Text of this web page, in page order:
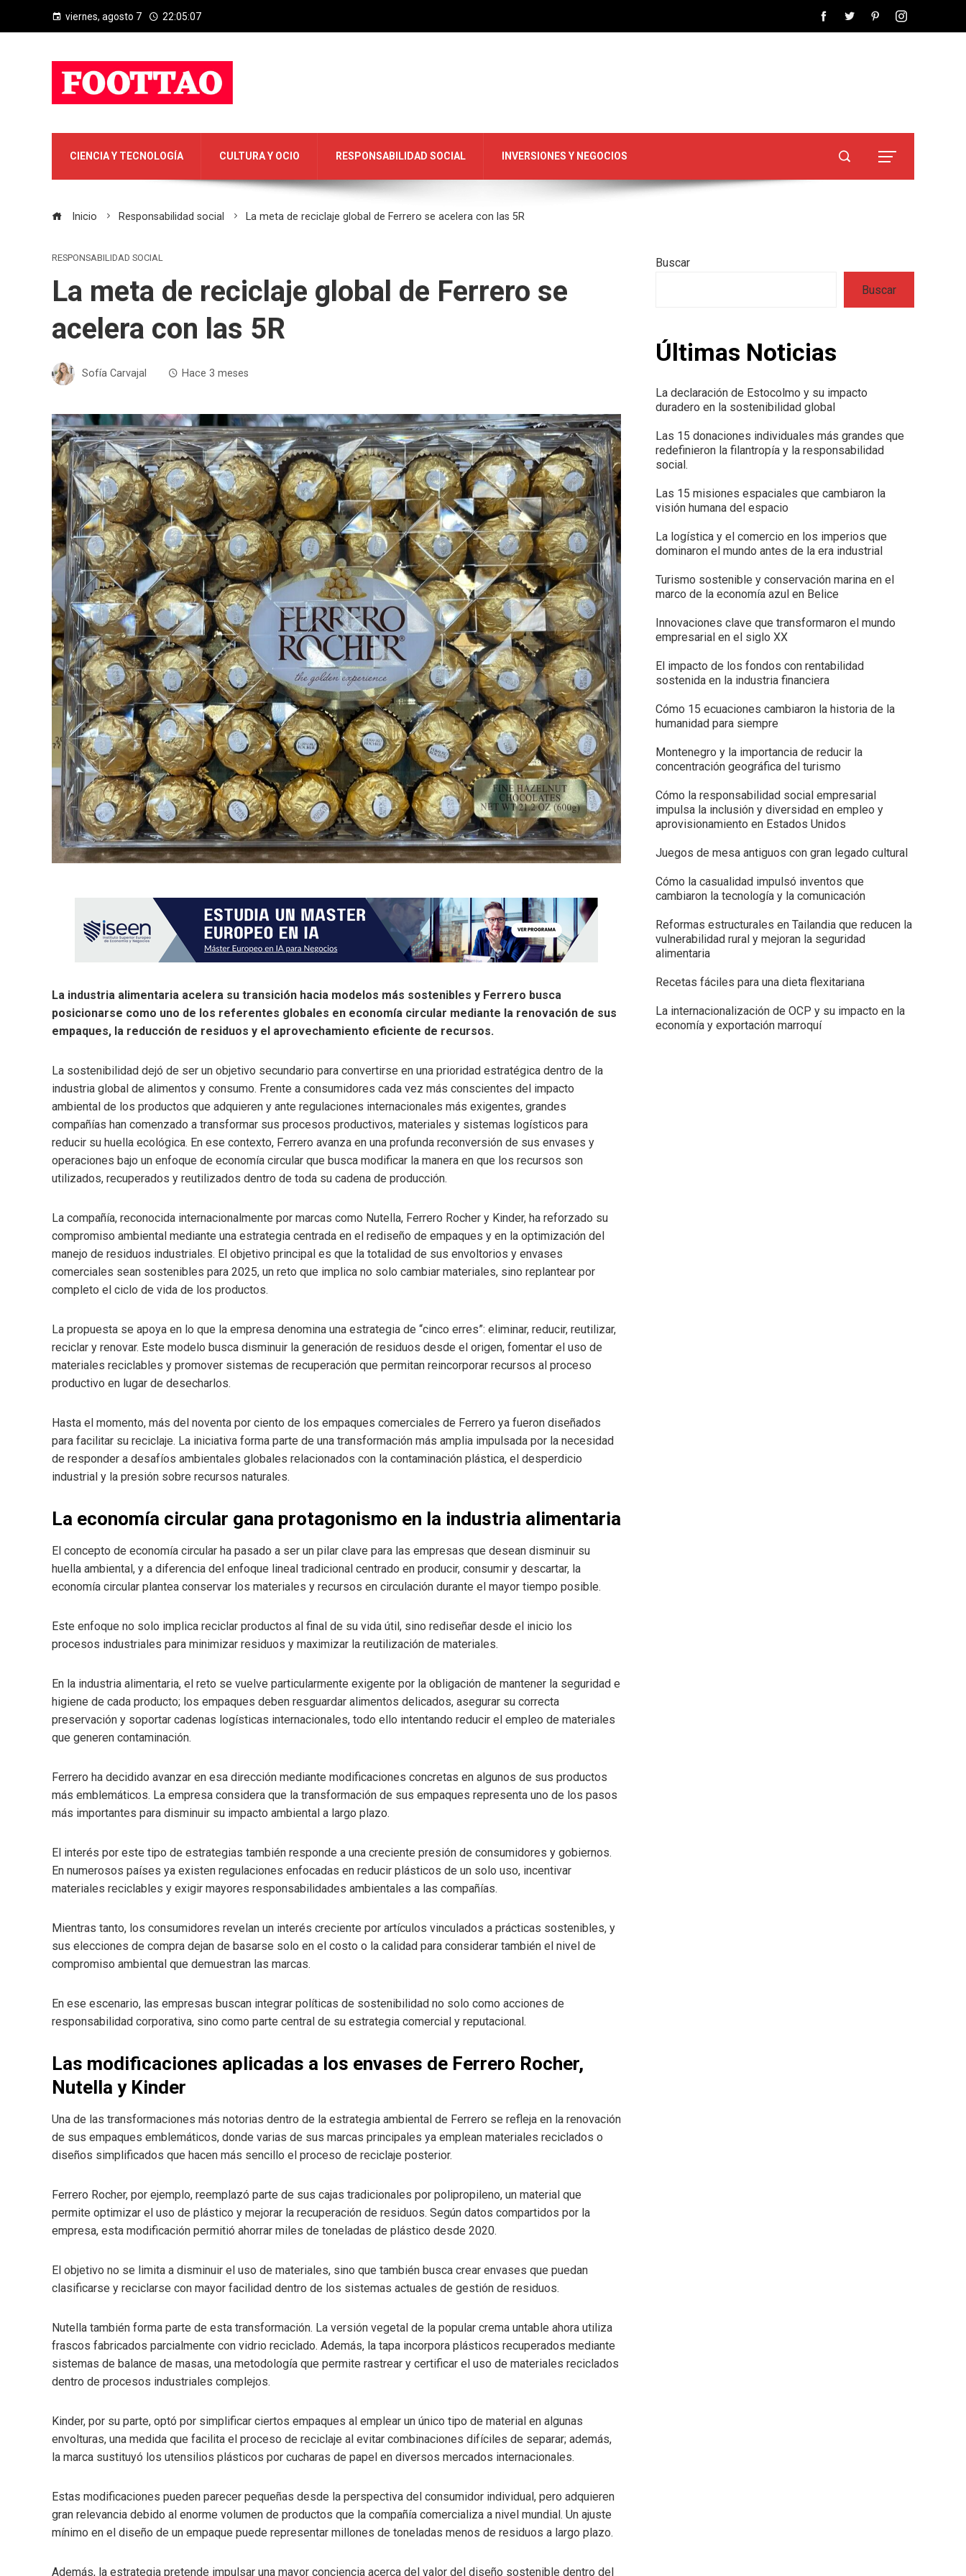
viernes, agosto 7 22:05:08
CIENCIA Y TECNOLOGÍA CULTURA Y OCIO RESPONSABILIDAD SOCIAL INVERSIONES Y NEGOCIOS
Inicio Responsabilidad social La meta de reciclaje global de Ferrero se acelera con las 5R
RESPONSABILIDAD SOCIAL
La meta de reciclaje global de Ferrero se
acelera con las 5R
Sofía Carvajal Hace 3 meses
La industria alimentaria acelera su transición hacia modelos más sostenibles y Ferrero busca
posicionarse como uno de los referentes globales en economía circular mediante la renovación de sus
empaques, la reducción de residuos y el aprovechamiento eficiente de recursos.
La sostenibilidad dejó de ser un objetivo secundario para convertirse en una prioridad estratégica dentro de la
industria global de alimentos y consumo. Frente a consumidores cada vez más conscientes del impacto
ambiental de los productos que adquieren y ante regulaciones internacionales más exigentes, grandes
compañías han comenzado a transformar sus procesos productivos, materiales y sistemas logísticos para
reducir su huella ecológica. En ese contexto, Ferrero avanza en una profunda reconversión de sus envases y
operaciones bajo un enfoque de economía circular que busca modificar la manera en que los recursos son
utilizados, recuperados y reutilizados dentro de toda su cadena de producción.
La compañía, reconocida internacionalmente por marcas como Nutella, Ferrero Rocher y Kinder, ha reforzado su
compromiso ambiental mediante una estrategia centrada en el rediseño de empaques y en la optimización del
manejo de residuos industriales. El objetivo principal es que la totalidad de sus envoltorios y envases
comerciales sean sostenibles para 2025, un reto que implica no solo cambiar materiales, sino replantear por
completo el ciclo de vida de los productos.
La propuesta se apoya en lo que la empresa denomina una estrategia de “cinco erres”: eliminar, reducir, reutilizar,
reciclar y renovar. Este modelo busca disminuir la generación de residuos desde el origen, fomentar el uso de
materiales reciclables y promover sistemas de recuperación que permitan reincorporar recursos al proceso
productivo en lugar de desecharlos.
Hasta el momento, más del noventa por ciento de los empaques comerciales de Ferrero ya fueron diseñados
para facilitar su reciclaje. La iniciativa forma parte de una transformación más amplia impulsada por la necesidad
de responder a desafíos ambientales globales relacionados con la contaminación plástica, el desperdicio
industrial y la presión sobre recursos naturales.
La economía circular gana protagonismo en la industria alimentaria
El concepto de economía circular ha pasado a ser un pilar clave para las empresas que desean disminuir su
huella ambiental, y a diferencia del enfoque lineal tradicional centrado en producir, consumir y descartar, la
economía circular plantea conservar los materiales y recursos en circulación durante el mayor tiempo posible.
Este enfoque no solo implica reciclar productos al final de su vida útil, sino rediseñar desde el inicio los
procesos industriales para minimizar residuos y maximizar la reutilización de materiales.
En la industria alimentaria, el reto se vuelve particularmente exigente por la obligación de mantener la seguridad e
higiene de cada producto; los empaques deben resguardar alimentos delicados, asegurar su correcta
preservación y soportar cadenas logísticas internacionales, todo ello intentando reducir el empleo de materiales
que generen contaminación.
Ferrero ha decidido avanzar en esa dirección mediante modificaciones concretas en algunos de sus productos
más emblemáticos. La empresa considera que la transformación de sus empaques representa uno de los pasos
más importantes para disminuir su impacto ambiental a largo plazo.
El interés por este tipo de estrategias también responde a una creciente presión de consumidores y gobiernos.
En numerosos países ya existen regulaciones enfocadas en reducir plásticos de un solo uso, incentivar
materiales reciclables y exigir mayores responsabilidades ambientales a las compañías.
Mientras tanto, los consumidores revelan un interés creciente por artículos vinculados a prácticas sostenibles, y
sus elecciones de compra dejan de basarse solo en el costo o la calidad para considerar también el nivel de
compromiso ambiental que demuestran las marcas.
En ese escenario, las empresas buscan integrar políticas de sostenibilidad no solo como acciones de
responsabilidad corporativa, sino como parte central de su estrategia comercial y reputacional.
Las modificaciones aplicadas a los envases de Ferrero Rocher,
Nutella y Kinder
Una de las transformaciones más notorias dentro de la estrategia ambiental de Ferrero se refleja en la renovación
de sus empaques emblemáticos, donde varias de sus marcas principales ya emplean materiales reciclados o
diseños simplificados que hacen más sencillo el proceso de reciclaje posterior.
Ferrero Rocher, por ejemplo, reemplazó parte de sus cajas tradicionales por polipropileno, un material que
permite optimizar el uso de plástico y mejorar la recuperación de residuos. Según datos compartidos por la
empresa, esta modificación permitió ahorrar miles de toneladas de plástico desde 2020.
El objetivo no se limita a disminuir el uso de materiales, sino que también busca crear envases que puedan
clasificarse y reciclarse con mayor facilidad dentro de los sistemas actuales de gestión de residuos.
Nutella también forma parte de esta transformación. La versión vegetal de la popular crema untable ahora utiliza
frascos fabricados parcialmente con vidrio reciclado. Además, la tapa incorpora plásticos recuperados mediante
sistemas de balance de masas, una metodología que permite rastrear y certificar el uso de materiales reciclados
dentro de procesos industriales complejos.
Kinder, por su parte, optó por simplificar ciertos empaques al emplear un único tipo de material en algunas
envolturas, una medida que facilita el proceso de reciclaje al evitar combinaciones difíciles de separar; además,
la marca sustituyó los utensilios plásticos por cucharas de papel en diversos mercados internacionales.
Estas modificaciones pueden parecer pequeñas desde la perspectiva del consumidor individual, pero adquieren
gran relevancia debido al enorme volumen de productos que la compañía comercializa a nivel mundial. Un ajuste
mínimo en el diseño de un empaque puede representar millones de toneladas menos de residuos a largo plazo.
Además, la estrategia pretende impulsar una mayor conciencia acerca del valor del diseño sostenible dentro del
Buscar
Buscar
Últimas Noticias
La declaración de Estocolmo y su impacto
duradero en la sostenibilidad global
Las 15 donaciones individuales más grandes que
redefinieron la filantropía y la responsabilidad
social.
Las 15 misiones espaciales que cambiaron la
visión humana del espacio
La logística y el comercio en los imperios que
dominaron el mundo antes de la era industrial
Turismo sostenible y conservación marina en el
marco de la economía azul en Belice
Innovaciones clave que transformaron el mundo
empresarial en el siglo XX
El impacto de los fondos con rentabilidad
sostenida en la industria financiera
Cómo 15 ecuaciones cambiaron la historia de la
humanidad para siempre
Montenegro y la importancia de reducir la
concentración geográfica del turismo
Cómo la responsabilidad social empresarial
impulsa la inclusión y diversidad en empleo y
aprovisionamiento en Estados Unidos
Juegos de mesa antiguos con gran legado cultural
Cómo la casualidad impulsó inventos que
cambiaron la tecnología y la comunicación
Reformas estructurales en Tailandia que reducen la
vulnerabilidad rural y mejoran la seguridad
alimentaria
Recetas fáciles para una dieta flexitariana
La internacionalización de OCP y su impacto en la
economía y exportación marroquí